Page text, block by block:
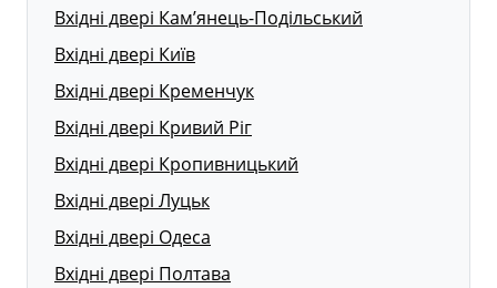
Вхідні двері Кам’янець-Подільський
Вхідні двері Київ
Вхідні двері Кременчук
Вхідні двері Кривий Ріг
Вхідні двері Кропивницький
Вхідні двері Луцьк
Вхідні двері Одеса
Вхідні двері Полтава